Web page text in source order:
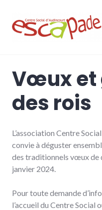
contenu
Vœux et
des rois
L’association Centre
convie à déguster
des traditionnels vœux de
janvier 2024.
Pour toute demande
l’accueil du Centre Social